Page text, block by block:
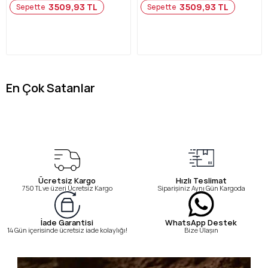
Sepette 3509,93 TL Sepette 3509,93 TL
En Çok Satanlar
Ücretsiz Kargo
750 TL ve üzeri Ücretsiz Kargo
Hızlı Teslimat
Siparişiniz Aynı Gün Kargoda
İade Garantisi
14 Gün içerisinde ücretsiz iade kolaylığı!
WhatsApp Destek
Bize Ulaşın